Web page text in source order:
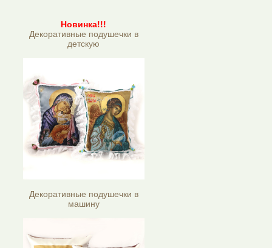
Новинка!!!
Декоративные подушечки в
детскую
Декоративные подушечки в
машину